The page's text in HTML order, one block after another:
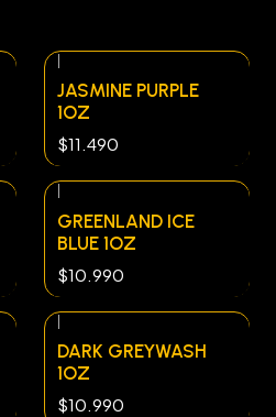
JASMINE PURPLE
1OZ
$11.490
GREENLAND ICE
BLUE 1OZ
$10.990
DARK GREYWASH
1OZ
$10.990